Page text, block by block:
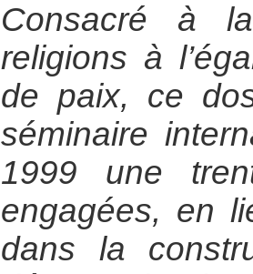
Consacré à
religions à
de paix, ce
séminaire
1999 une
engagées, en
dans la